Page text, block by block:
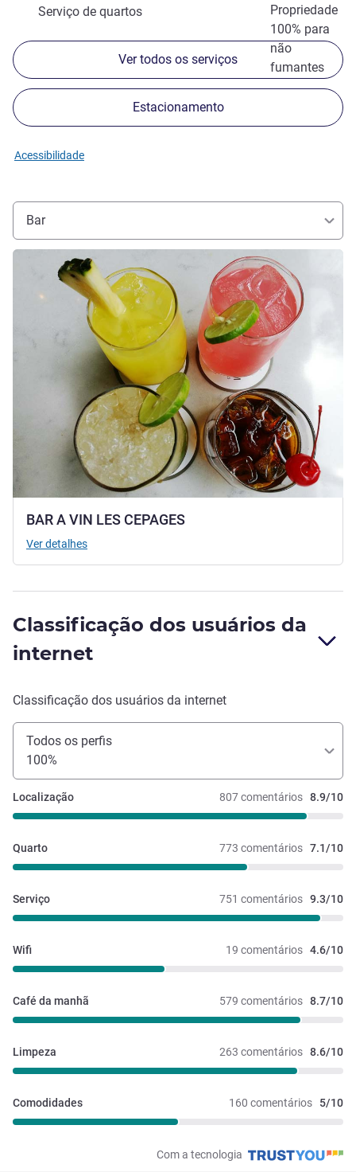
Propriedade
100% para
não
fumantes
Serviço de quartos
Ver todos os serviços
Estacionamento
Acessibilidade
Bar
BAR A VIN LES CEPAGES
Ver detalhes
Ver detalhes
Classificação dos usuários da
internet
Classificação dos usuários da internet
Todos os perfis
100%
807 comentários 8.9/10
Localização
773 comentários 7.1/10
Quarto
751 comentários 9.3/10
Serviço
19 comentários 4.6/10
Wifi
579 comentários 8.7/10
Café da manhã
263 comentários 8.6/10
Limpeza
160 comentários 5/10
Comodidades
Com a tecnologia